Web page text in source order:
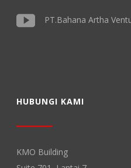
PT.Bahana Artha
HUBUNGI KAMI
KMO Building